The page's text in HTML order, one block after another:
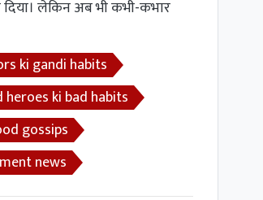
लेकिन अब भी कभी-कभार
ki gandi habits
heroes ki bad habits
gossips
news